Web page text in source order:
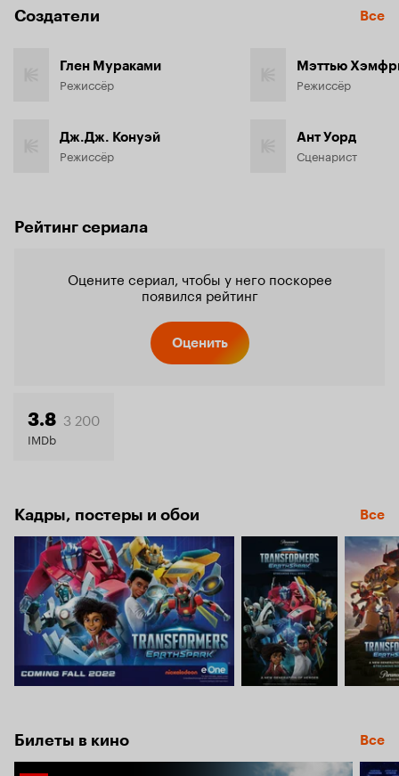
Создатели Все
Глен Мураками
Режиссёр
Дж.Дж. Конуэй
Режиссёр
Мэттью
Режиссёр
Ант Уорд
Сценарист
Рейтинг сериала
Оцените сериал, чтобы у него поскорее
появился рейтинг
Оценить
3.8 3 200
IMDb
Кадры, постеры и обои Все
Билеты в кино Все